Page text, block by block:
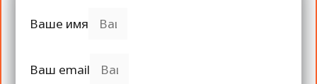
Ваше имя
Ваш email